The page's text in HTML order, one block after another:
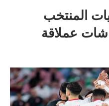
المنتخب
عملاقة